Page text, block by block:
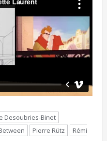
Desoubries-Binet
Pierre Rütz
Rémi